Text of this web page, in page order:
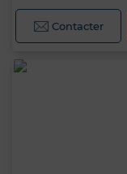
Contacter